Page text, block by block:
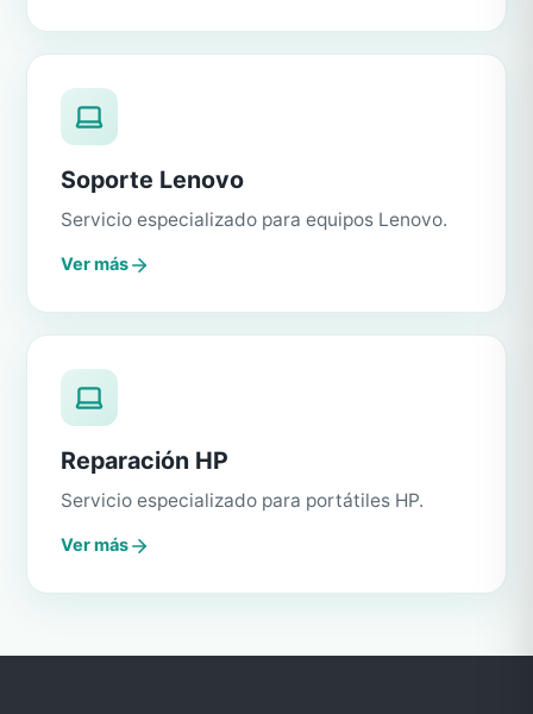
Soporte Lenovo
Servicio especializado para equipos Lenovo.
Ver más
Reparación HP
Servicio especializado para portátiles HP.
Ver más